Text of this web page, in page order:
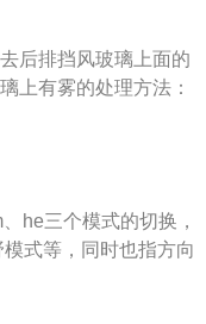
模式中切换。特点介
体的驾驶体验，是智能
后排挡风玻璃上面的
上有雾的处理方法：
2、洗涤剂与水混合，
雾的原因是：1、汽车
he三个模式的切换，
式等，同时也指方向
比如现在是在电收音